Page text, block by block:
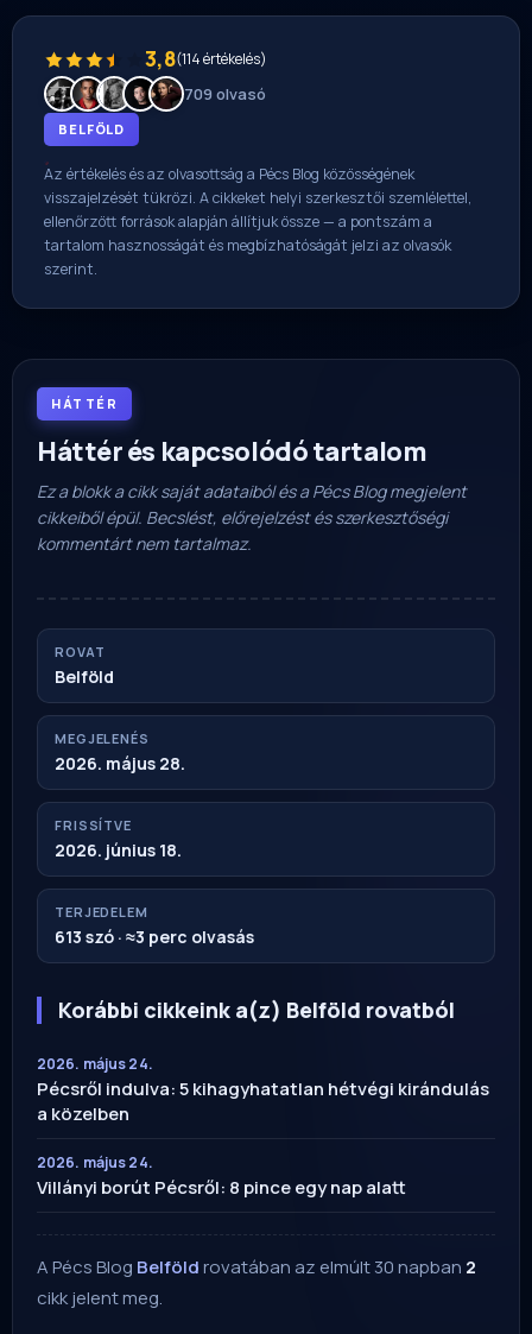
3,8(114 értékelés)
709 olvasó
BELFÖLD
Az értékelés és az olvasottság a Pécs Blog közösségének
visszajelzését tükrözi. A cikkeket helyi szerkesztői szemlélettel,
ellenőrzött források alapján állítjuk össze — a pontszám a
tartalom hasznosságát és megbízhatóságát jelzi az olvasók
szerint.
HÁTTÉR
Háttér és kapcsolódó tartalom
Ez a blokk a cikk saját adataiból és a Pécs Blog megjelent
cikkeiből épül. Becslést, előrejelzést és szerkesztőségi
kommentárt nem tartalmaz.
ROVAT
Belföld
MEGJELENÉS
2026. május 28.
FRISSÍTVE
2026. június 18.
TERJEDELEM
613 szó · ≈3 perc olvasás
Korábbi cikkeink a(z) Belföld rovatból
2026. május 24.
Pécsről indulva: 5 kihagyhatatlan hétvégi kirándulás
a közelben
2026. május 24.
Villányi borút Pécsről: 8 pince egy nap alatt
A Pécs Blog Belföldrovatában az elmúlt 30 napban 2
cikk jelent meg.